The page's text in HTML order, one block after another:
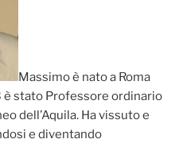
Massimo è nato a Roma
è stato Professore ordinario
dell’Aquila. Ha vissuto e
e diventando